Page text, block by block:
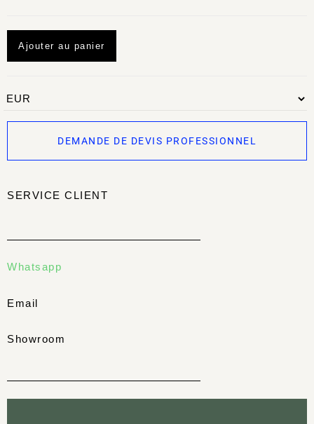
Ajouter au panier
DEMANDE DE DEVIS PROFESSIONNEL
SERVICE CLIENT
Whatsapp
Email
Showroom